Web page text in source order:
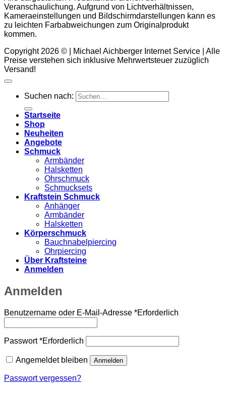
Veranschaulichung. Aufgrund von Lichtverhältnissen,
Kameraeinstellungen und Bildschirmdarstellungen kann es
zu leichten Farbabweichungen zum Originalprodukt
kommen.
Copyright 2026 © | Michael Aichberger Internet Service | Alle
Preise verstehen sich inklusive Mehrwertsteuer zuzüglich
Versand!
Suchen nach:
Startseite
Shop
Neuheiten
Angebote
Schmuck
Armbänder
Halsketten
Ohrschmuck
Schmucksets
Kraftstein Schmuck
Anhänger
Armbänder
Halsketten
Körperschmuck
Bauchnabelpiercing
Ohrpiercing
Über Kraftsteine
Anmelden
Anmelden
Benutzername oder E-Mail-Adresse *Erforderlich
Passwort*Erforderlich
Angemeldet bleiben Anmelden
Passwort vergessen?